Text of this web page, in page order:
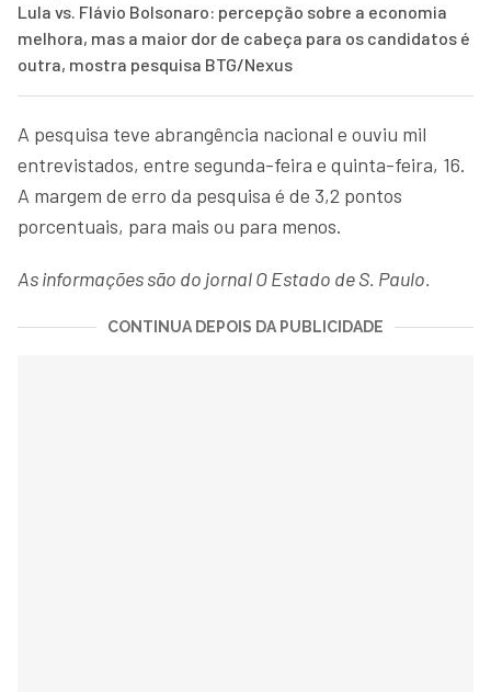
Lula vs. Flávio Bolsonaro: percepção sobre a economia
melhora, mas a maior dor de cabeça para os candidatos é
outra, mostra pesquisa BTG/Nexus
A pesquisa teve abrangência nacional e ouviu mil
entrevistados, entre segunda-feira e quinta-feira, 16.
A margem de erro da pesquisa é de 3,2 pontos
porcentuais, para mais ou para menos.
As informações são do jornal O Estado de S. Paulo.
CONTINUA DEPOIS DA PUBLICIDADE